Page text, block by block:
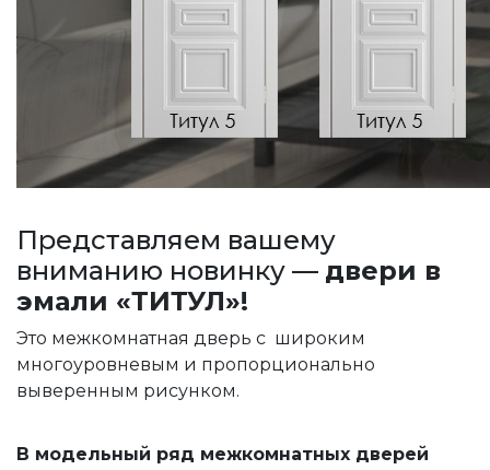
Представляем вашему
вниманию новинку — двери в
эмали «ТИТУЛ»!
Это межкомнатная дверь с широким
многоуровневым и пропорционально
выверенным рисунком.
В модельный ряд межкомнатных дверей